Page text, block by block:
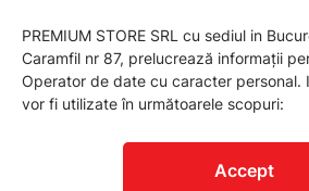
PREMIUM STORE SRL cu sediul in
Caramfil nr 87, prelucrează informații
Operator de date cu caracter personal.
vor fi utilizate în următoarele scopuri:
Accept